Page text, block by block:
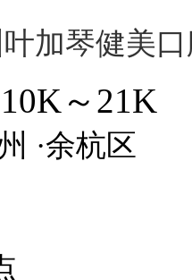
加琴健美
10K～21K
·余杭区